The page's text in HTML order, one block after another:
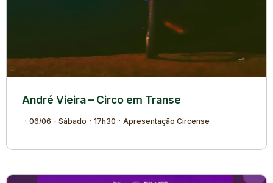
André Vieira – Circo em Transe
06/06 - Sábado 17h30 Apresentação Circense